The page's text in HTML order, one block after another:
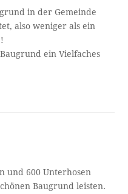
in der Gemeinde
also weniger als ein
ein Vielfaches
und 600 Unterhosen
Baugrund leisten.